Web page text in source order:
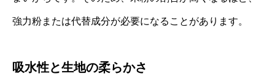
強力粉または代替成分が必要になることがあります。
吸水性と生地の柔らかさ